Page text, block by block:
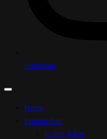
Instagram
Home
Printmedien
Kultur Joker